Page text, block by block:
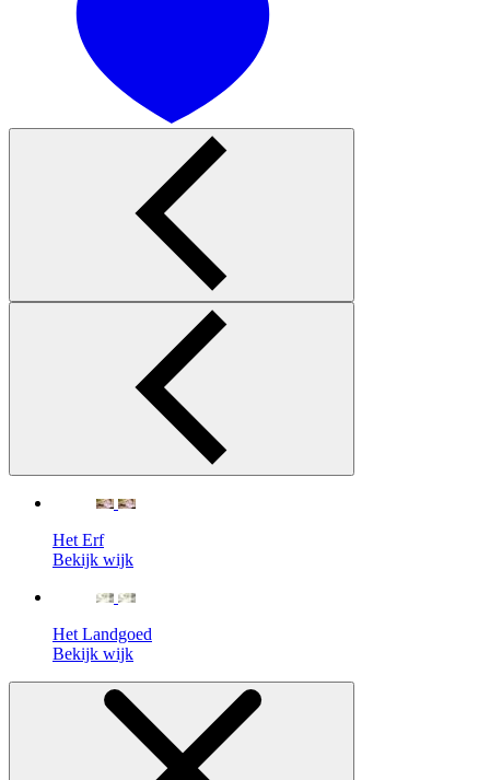
Het Erf
Bekijk wijk
Het Landgoed
Bekijk wijk